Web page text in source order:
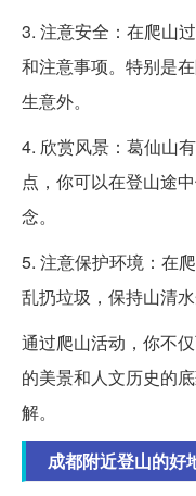
3. 注意安全：在爬山
和注意事项。特别是
生意外。
4. 欣赏风景：葛仙山
点，你可以在登山途
念。
5. 注意保护环境：在
乱扔垃圾，保持山清水
通过爬山活动，你不
的美景和人文历史的
解。
成都附近登山的好